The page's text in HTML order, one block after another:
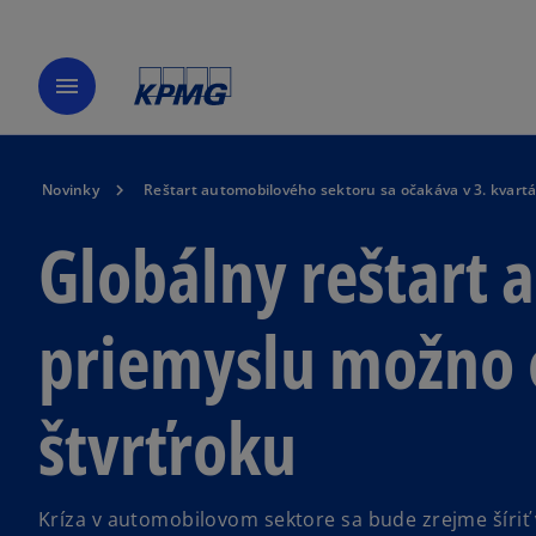
menu
Novinky Reštart automobilového sektoru sa očakáva v 3.
Globálny reštart
priemyslu
štvrťroku
Kríza v automobilovom sektore sa bude zrejme